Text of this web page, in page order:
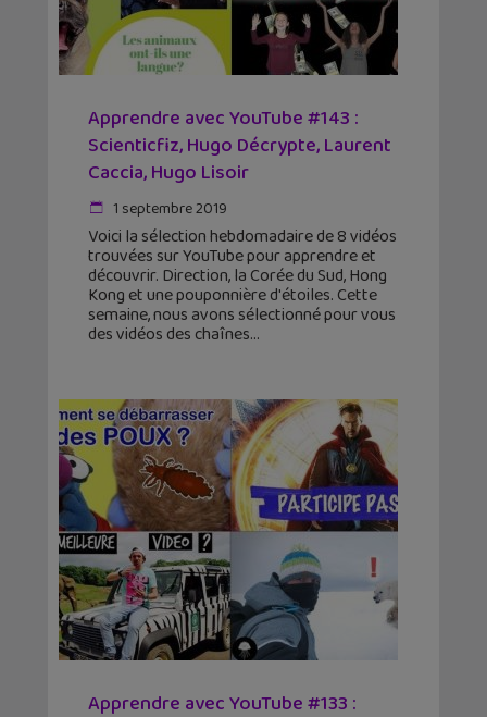
Apprendre avec YouTube #143 :
Scienticfiz, Hugo Décrypte, Laurent
Caccia, Hugo Lisoir
1 septembre 2019
Voici la sélection hebdomadaire de 8 vidéos
trouvées sur YouTube pour apprendre et
découvrir. Direction, la Corée du Sud, Hong
Kong et une pouponnière d'étoiles. Cette
semaine, nous avons sélectionné pour vous
des vidéos des chaînes
Apprendre avec YouTube #133 :